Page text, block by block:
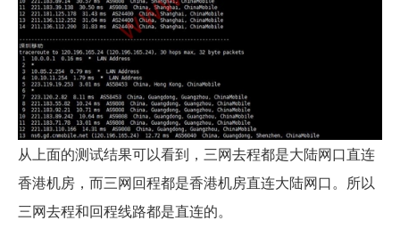
从上面的测试结果可以看到，三网去程都是大陆网口直连
香港机房，而三网回程都是香港机房直连大陆网口。所以
三网去程和回程线路都是直连的。